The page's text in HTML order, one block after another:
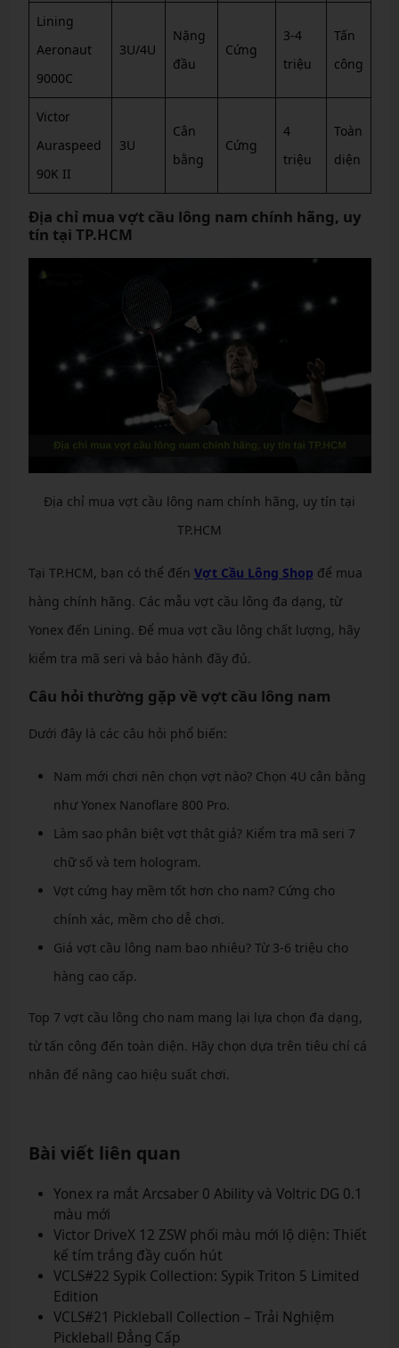
Lining
Aeronaut
9000C
3U/4U
Nặng
đầu
Cứng
3-4
triệu
Tấn
công
Victor
Auraspeed
90K II
3U
Cân
bằng
Cứng
4
triệu
Toàn
diện
Địa chỉ mua vợt cầu lông nam chính hãng, uy
tín tại TP.HCM
Địa chỉ mua vợt cầu lông nam chính hãng, uy tín tại
TP.HCM
Tại TP.HCM, bạn có thể đến Vợt Cầu Lông Shop để mua
hàng chính hãng. Các mẫu vợt cầu lông đa dạng, từ
Yonex đến Lining. Để mua vợt cầu lông chất lượng, hãy
kiểm tra mã seri và bảo hành đầy đủ.
Câu hỏi thường gặp về vợt cầu lông nam
Dưới đây là các câu hỏi phổ biến:
Nam mới chơi nên chọn vợt nào? Chọn 4U cân bằng
như Yonex Nanoflare 800 Pro.
Làm sao phân biệt vợt thật giả? Kiểm tra mã seri 7
chữ số và tem hologram.
Vợt cứng hay mềm tốt hơn cho nam? Cứng cho
chính xác, mềm cho dễ chơi.
Giá vợt cầu lông nam bao nhiêu? Từ 3-6 triệu cho
hàng cao cấp.
Top 7 vợt cầu lông cho nam mang lại lựa chọn đa dạng,
từ tấn công đến toàn diện. Hãy chọn dựa trên tiêu chí cá
nhân để nâng cao hiệu suất chơi.
Bài viết liên quan
Yonex ra mắt Arcsaber 0 Ability và Voltric DG 0.1
màu mới
Victor DriveX 12 ZSW phối màu mới lộ diện: Thiết
kế tím trắng đầy cuốn hút
VCLS#22 Sypik Collection: Sypik Triton 5 Limited
Edition
VCLS#21 Pickleball Collection – Trải Nghiệm
Pickleball Đẳng Cấp